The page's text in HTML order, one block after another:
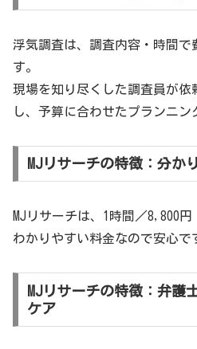
浮気調査は、調査内容・時間で
す。
現場を知り尽くした調査員が依
し、予算に合わせたプランニン
MJリサーチの特徴：分か
MJリサーチは、1時間／8,800円
わかりやすい料金なので安心で
MJリサーチの特徴：弁護
ケア